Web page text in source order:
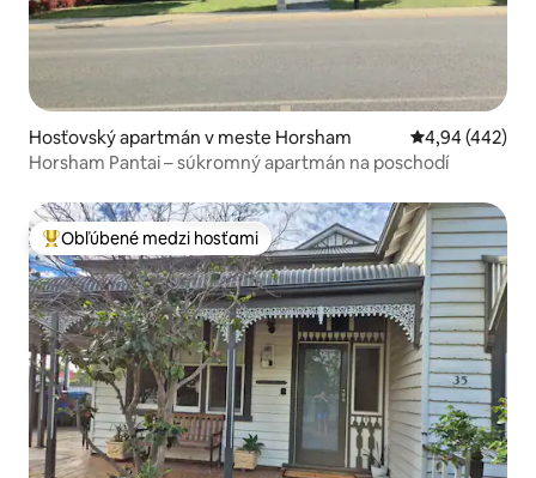
Hosťovský apartmán v meste Horsham Priemerné
4,94 (442)
Horsham Pantai – súkromný apartmán na poschodí
Najobľúbenejšie medzi hosťami
Obľúbené medzi hosťami